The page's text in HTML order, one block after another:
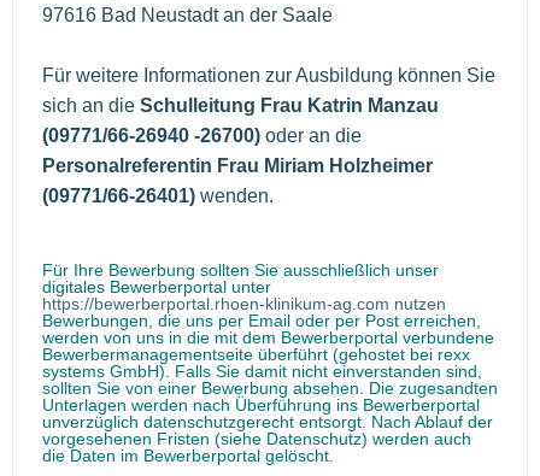
97616 Bad Neustadt an der Saale
Für weitere Informationen zur Ausbildung können Sie
sich an die Schulleitung Frau Katrin Manzau
(09771/66-26940 -26700) oder an die
Personalreferentin Frau Miriam Holzheimer
(09771/66-26401) wenden.
Für Ihre Bewerbung sollten Sie ausschließlich unser
digitales Bewerberportal unter
https://bewerberportal.rhoen-klinikum-ag.com nutzen
Bewerbungen, die uns per Email oder per Post erreichen,
werden von uns in die mit dem Bewerberportal verbundene
Bewerbermanagementseite überführt (gehostet bei rexx
systems GmbH). Falls Sie damit nicht einverstanden sind,
sollten Sie von einer Bewerbung absehen. Die zugesandten
Unterlagen werden nach Überführung ins Bewerberportal
unverzüglich datenschutzgerecht entsorgt. Nach Ablauf der
vorgesehenen Fristen (siehe Datenschutz) werden auch
die Daten im Bewerberportal gelöscht.